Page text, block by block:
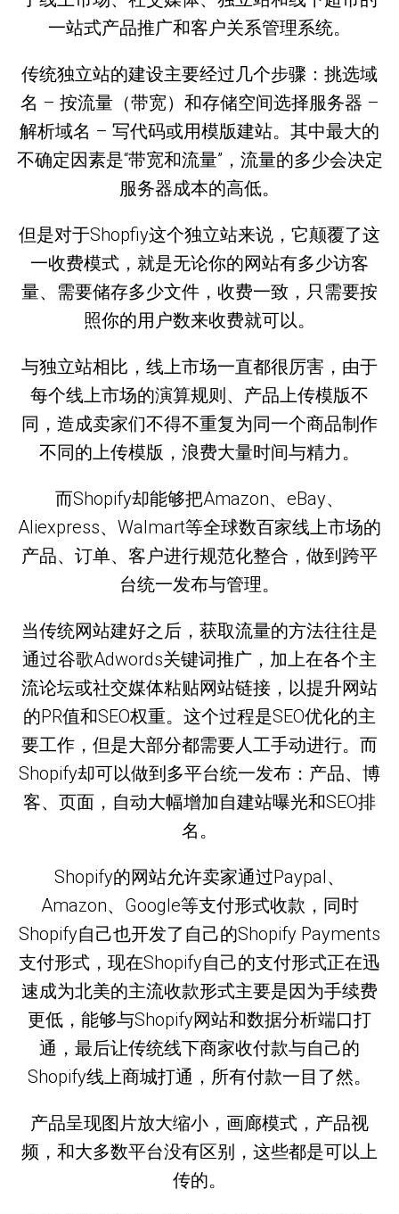
一站式产品推广和客户关系管理系统。
传统独立站的建设主要经过几个步骤：挑选域
名 – 按流量（带宽）和存储空间选择服务器 –
解析域名 – 写代码或用模版建站。其中最大的
不确定因素是“带宽和流量”，流量的多少会决定
服务器成本的高低。
但是对于Shopfiy这个独立站来说，它颠覆了这
一收费模式，就是无论你的网站有多少访客
量、需要储存多少文件，收费一致，只需要按
照你的用户数来收费就可以。
与独立站相比，线上市场一直都很厉害，由于
每个线上市场的演算规则、产品上传模版不
同，造成卖家们不得不重复为同一个商品制作
不同的上传模版，浪费大量时间与精力。
而Shopify却能够把Amazon、eBay、
Aliexpress、Walmart等全球数百家线上市场的
产品、订单、客户进行规范化整合，做到跨平
台统一发布与管理。
当传统网站建好之后，获取流量的方法往往是
通过谷歌Adwords关键词推广，加上在各个主
流论坛或社交媒体粘贴网站链接，以提升网站
的PR值和SEO权重。这个过程是SEO优化的主
要工作，但是大部分都需要人工手动进行。而
Shopify却可以做到多平台统一发布：产品、博
客、页面，自动大幅增加自建站曝光和SEO排
名。
Shopify的网站允许卖家通过Paypal、
Amazon、Google等支付形式收款，同时
Shopify自己也开发了自己的Shopify Payments
支付形式，现在Shopify自己的支付形式正在迅
速成为北美的主流收款形式主要是因为手续费
更低，能够与Shopify网站和数据分析端口打
通，最后让传统线下商家收付款与自己的
Shopify线上商城打通，所有付款一目了然。
产品呈现图片放大缩小，画廊模式，产品视
频，和大多数平台没有区别，这些都是可以上
传的。